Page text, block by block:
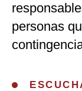
personas